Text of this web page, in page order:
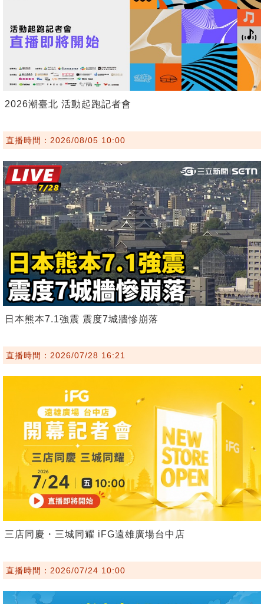
2026潮臺北 活動起跑記者會
直播時間：2026/08/05 10:00
日本熊本7.1強震 震度7城牆慘崩落
直播時間：2026/07/28 16:21
三店同慶・三城同耀 iFG遠雄廣場台中店
直播時間：2026/07/24 10:00